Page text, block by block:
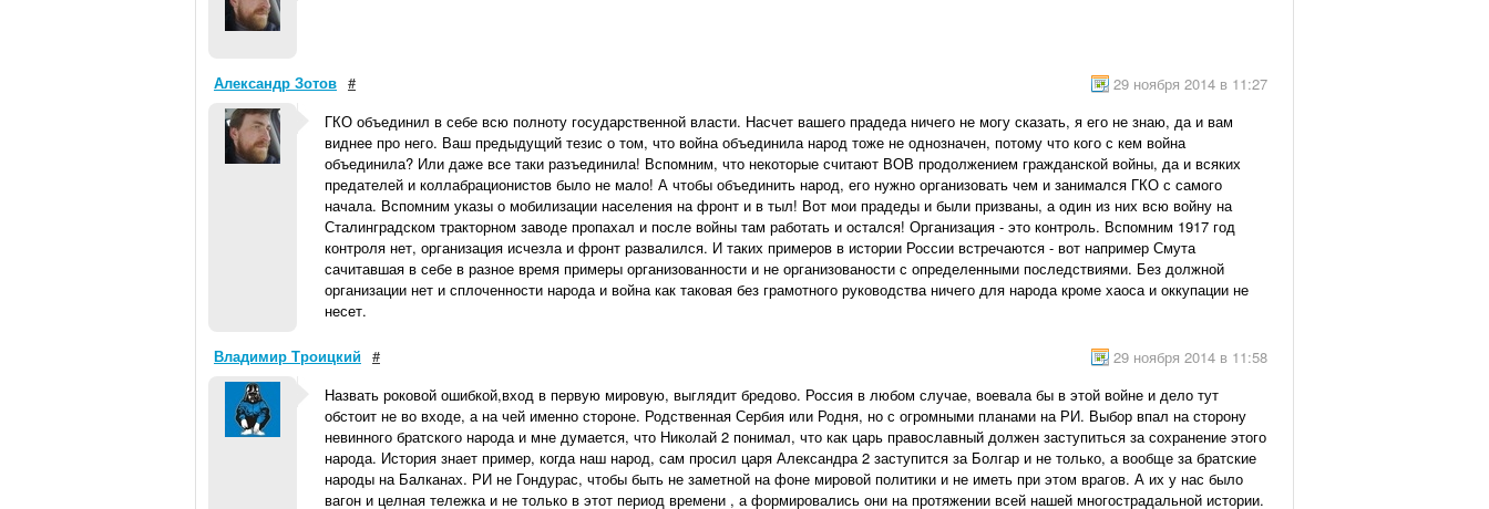
Александр Зотов #
29 ноября 2014 в 11:27
ГКО объединил в себе всю полноту государственной власти. Насчет вашего прадеда ничего не могу сказать, я его не знаю, да и вам
виднее про него. Ваш предыдущий тезис о том, что война объединила народ тоже не однозначен, потому что кого с кем война
объединила? Или даже все таки разъединила! Вспомним, что некоторые считают ВОВ продолжением гражданской войны, да и всяких
предателей и коллабрационистов было не мало! А чтобы объединить народ, его нужно организовать чем и занимался ГКО с самого
начала. Вспомним указы о мобилизации населения на фронт и в тыл! Вот мои прадеды и были призваны, а один из них всю войну на
Сталинградском тракторном заводе пропахал и после войны там работать и остался! Организация - это контроль. Вспомним 1917 год
контроля нет, организация исчезла и фронт развалился. И таких примеров в истории России встречаются - вот например Смута
сачитавшая в себе в разное время примеры организованности и не организованости с определенными последствиями. Без должной
организации нет и сплоченности народа и война как таковая без грамотного руководства ничего для народа кроме хаоса и оккупации не
несет.
Владимир Троицкий #
29 ноября 2014 в 11:58
Назвать роковой ошибкой,вход в первую мировую, выглядит бредово. Россия в любом случае, воевала бы в этой войне и дело тут
обстоит не во входе, а на чей именно стороне. Родственная Сербия или Родня, но с огромными планами на РИ. Выбор впал на сторону
невинного братского народа и мне думается, что Николай 2 понимал, что как царь православный должен заступиться за сохранение этого
народа. История знает пример, когда наш народ, сам просил царя Александра 2 заступится за Болгар и не только, а вообще за братские
народы на Балканах. РИ не Гондурас, чтобы быть не заметной на фоне мировой политики и не иметь при этом врагов. А их у нас было
вагон и целная тележка и не только в этот период времени , а формировались они на протяжении всей нашей многострадальной истории.